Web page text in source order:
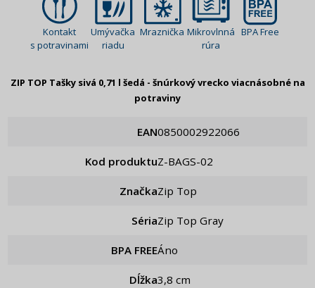
Kontakt
s potravinami
Umývačka
riadu
Mraznička Mikrovlnná
rúra
BPA Free
ZIP TOP Tašky sivá 0,71 l šedá - šnúrkový vrecko viacnásobné na
potraviny
EAN 0850002922066
Kod produktu Z-BAGS-02
Značka Zip Top
Séria Zip Top Gray
BPA FREE Áno
Dĺžka 3,8 cm